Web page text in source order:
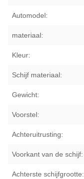
Automodel:
materiaal:
Kleur:
Schijf materiaal:
Gewicht:
Voorstel:
Achteruitrusting:
Voorkant van de schijf:
Achterste schijfgrootte: